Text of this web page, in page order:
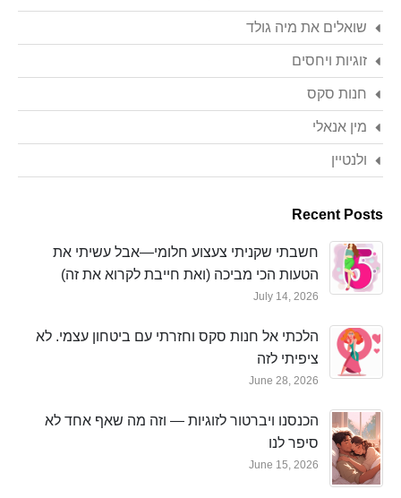
שואלים את מיה גולד
זוגיות ויחסים
חנות סקס
מין אנאלי
ולנטיין
Recent Posts
חשבתי שקניתי צעצוע חלומי—אבל עשיתי את
הטעות הכי מביכה (ואת חייבת לקרוא את זה)
July 14, 2026
הלכתי אל חנות סקס וחזרתי עם ביטחון עצמי. לא
ציפיתי לזה
June 28, 2026
הכנסנו ויברטור לזוגיות — וזה מה שאף אחד לא
סיפר לנו
June 15, 2026